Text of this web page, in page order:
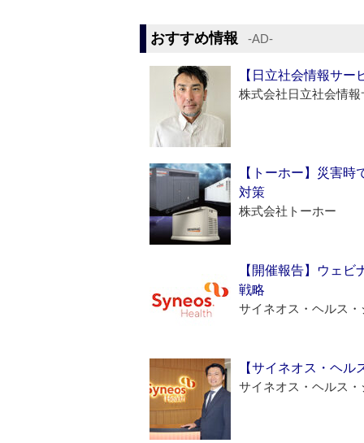
おすすめ情報 ‐AD‐
【日立社会情報サ
株式会社日立社会情報
【トーホー】災害
対策
株式会社トーホー
【開催報告】ウェ
戦略
サイネオス・ヘルス
【サイネオス・ヘ
サイネオス・ヘルス